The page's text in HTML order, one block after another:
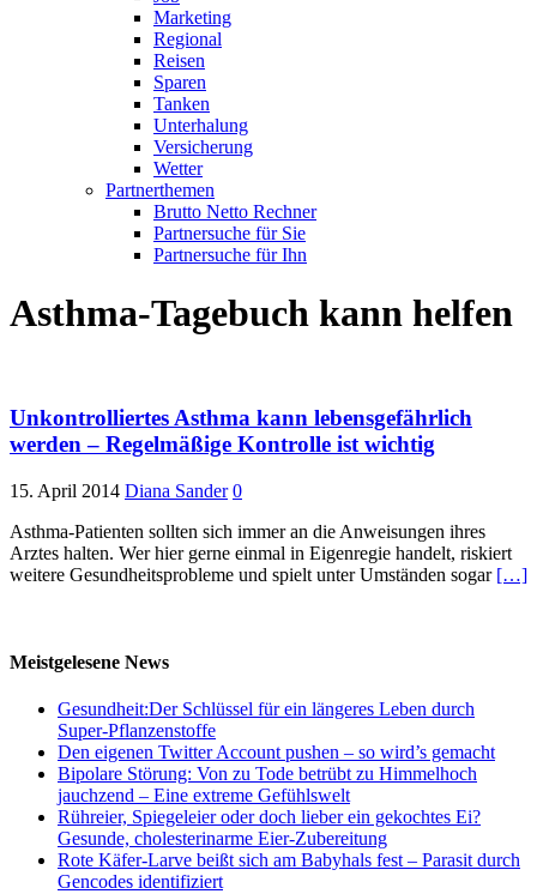
Marketing
Regional
Reisen
Sparen
Tanken
Unterhalung
Versicherung
Wetter
Partnerthemen
Brutto Netto Rechner
Partnersuche für Sie
Partnersuche für Ihn
Asthma-Tagebuch kann helfen
Unkontrolliertes Asthma kann lebensgefährlich
werden – Regelmäßige Kontrolle ist wichtig
15. April 2014 Diana Sander 0
Asthma-Patienten sollten sich immer an die Anweisungen ihres
Arztes halten. Wer hier gerne einmal in Eigenregie handelt, riskiert
weitere Gesundheitsprobleme und spielt unter Umständen sogar […]
Meistgelesene News
Gesundheit:Der Schlüssel für ein längeres Leben durch
Super-Pflanzenstoffe
Den eigenen Twitter Account pushen – so wird’s gemacht
Bipolare Störung: Von zu Tode betrübt zu Himmelhoch
jauchzend – Eine extreme Gefühlswelt
Rühreier, Spiegeleier oder doch lieber ein gekochtes Ei?
Gesunde, cholesterinarme Eier-Zubereitung
Rote Käfer-Larve beißt sich am Babyhals fest – Parasit durch
Gencodes identifiziert